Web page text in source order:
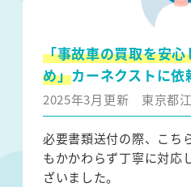
「事故車の買取を安
め」カーネクストに依
2025年3月更新 東京都
必要書類送付の際、こち
もかかわらず丁寧に対応
ざいました。